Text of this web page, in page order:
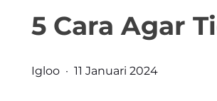
5 Cara Agar
Posted by
Igloo · 11 Januari 2024